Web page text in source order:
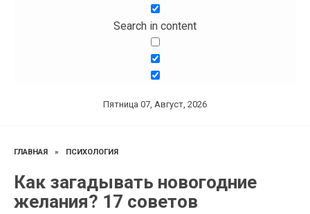
Search in content
Пятница 07, Август, 2026
ГЛАВНАЯ » ПСИХОЛОГИЯ
Как загадывать новогодние
желания? 17 советов